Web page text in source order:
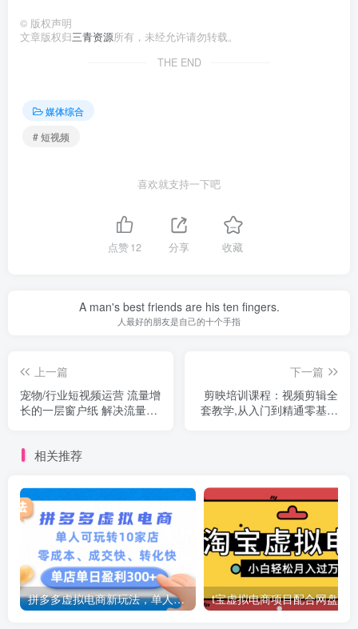
© 版权声明
文章版权归三青资源所有，未经允许请勿转载。
THE END
媒体综合
# 短视频
喜欢就支持一下吧
点赞12 分享 收藏
A man's best friends are his ten fingers.
人最好的朋友是自己的十个手指
上一篇
宠物/行业短视频运营 流量增
长的一层窗户纸 解决流量焦
下一篇
剪映培训课程：视频剪辑全
套教学,从入门到精通零基础
相关推荐
拼多多虚拟电商新玩法，单人可玩转10家店，零成本、成交快、转化快，号称单店单日可盈利300+